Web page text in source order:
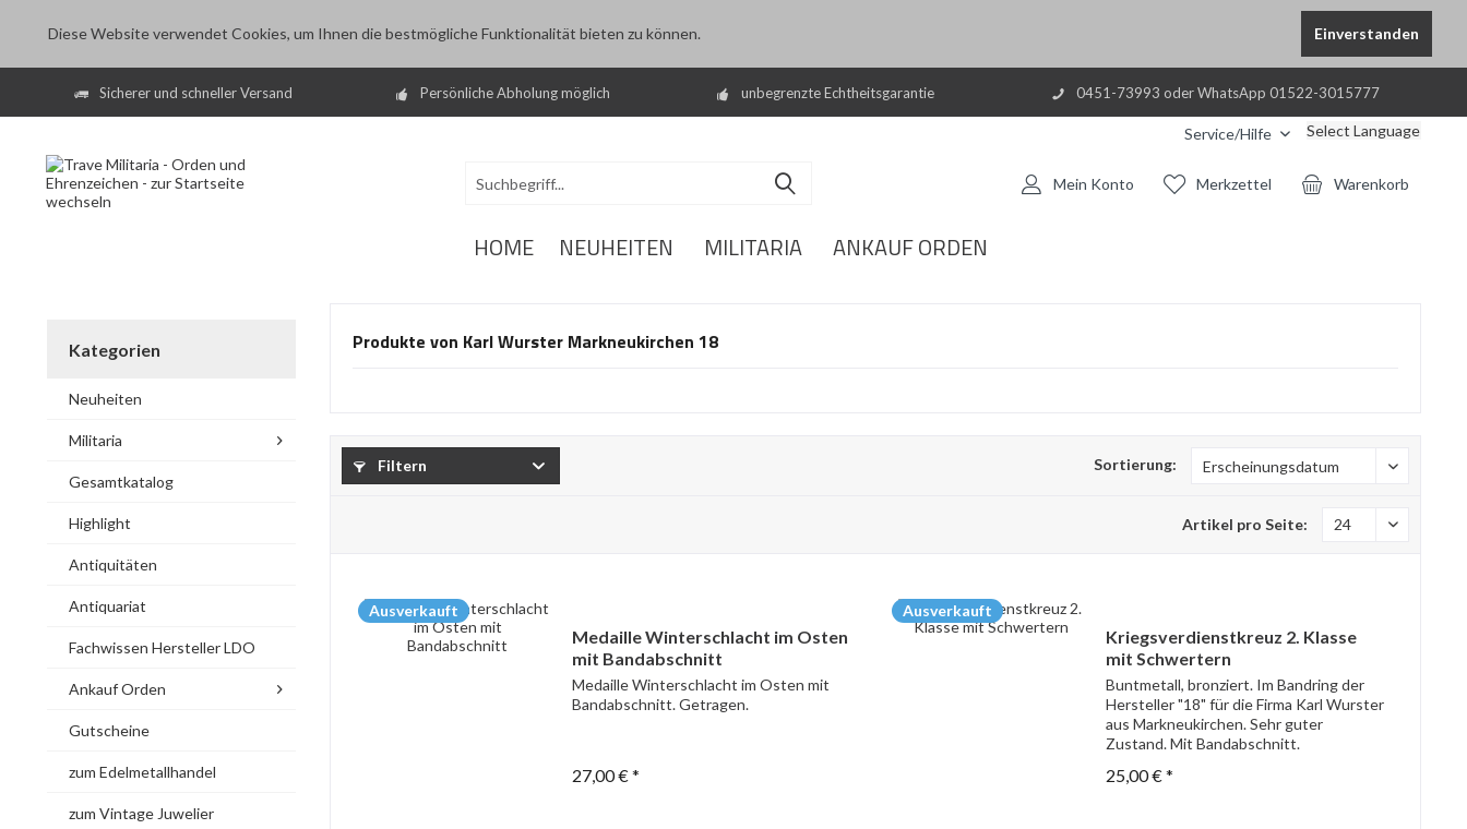
Diese Website verwendet Cookies, um Ihnen die bestmögliche Funktionalität bieten zu können. Einverstanden
Sicherer und schneller Versand Persönliche Abholung möglich unbegrenzte Echtheitsgarantie 0451-73993 oder WhatsApp 01522-3015777
Service/Hilfe Select Language
Warenkorb
Merkzettel
Mein Konto
HOME NEUHEITEN MILITARIA ANKAUF ORDEN
Kategorien
Neuheiten
Militaria
Gesamtkatalog
Highlight
Antiquitäten
Antiquariat
Fachwissen Hersteller LDO
Ankauf Orden
Gutscheine
zum Edelmetallhandel
zum Vintage Juwelier
Produkte von Karl Wurster Markneukirchen 18
Filtern Sortierung:
Artikel pro Seite:
Ausverkauft
Medaille Winterschlacht im Osten
mit Bandabschnitt
Medaille Winterschlacht im Osten mit
Bandabschnitt. Getragen.
27,00 € *
Ausverkauft
Kriegsverdienstkreuz 2. Klasse
mit Schwertern
Buntmetall, bronziert. Im Bandring der
Hersteller "18" für die Firma Karl Wurster
aus Markneukirchen. Sehr guter
Zustand. Mit Bandabschnitt.
25,00 € *